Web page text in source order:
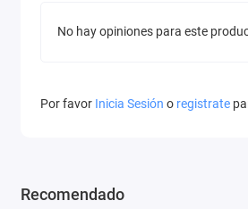
No hay opiniones para este
Por favor Inicia Sesión o registrate
Recomendado